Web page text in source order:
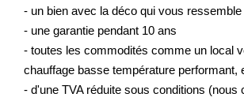
- un bien avec la déco qui vous ressemble
- une garantie pendant 10 ans
- toutes les commodités comme un local
chauffage basse température performant,
- d'une TVA réduite sous conditions (nous